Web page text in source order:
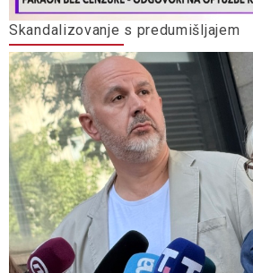
Skandalizovanje s predumišljajem